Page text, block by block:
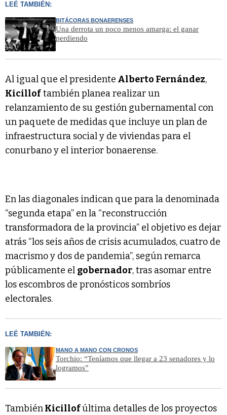
LEÉ TAMBIÉN:
BITÁCORAS BONAERENSES
Una derrota un poco menos amarga: el ganar
perdiendo
Al igual que el presidente Alberto Fernández,
Kicilloftambién planea realizar un
relanzamiento de su gestión gubernamental con
un paquete de medidas que incluye un plan de
infraestructura social y de viviendas para el
conurbano y el interior bonaerense.
En las diagonales indican que para la denominada
“segunda etapa” en la “reconstrucción
transformadora de la provincia” el objetivo es dejar
atrás “los seis años de crisis acumulados, cuatro de
macrismo y dos de pandemia”, según remarca
públicamente el gobernador, tras asomar entre
los escombros de pronósticos sombríos
electorales.
LEÉ TAMBIÉN:
MANO A MANO CON CRONOS
Torchio: “Teníamos que llegar a 23 senadores y lo
logramos”
TambiénKicillofúltima detalles de los proyectos